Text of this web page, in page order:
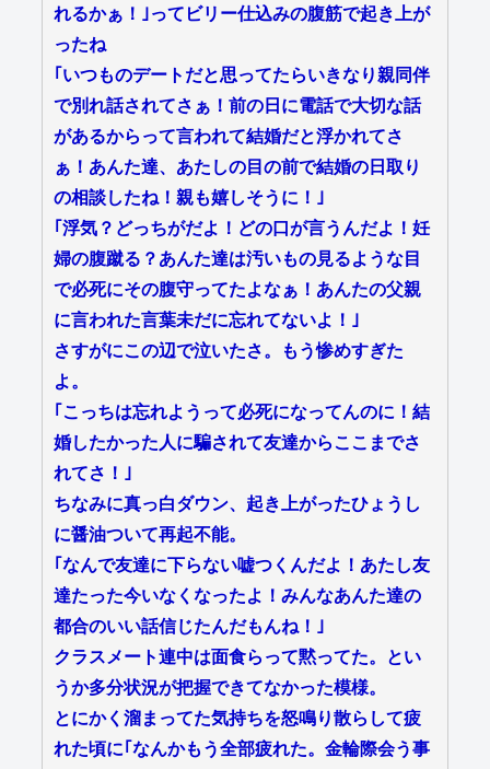
れるかぁ！｣ってビリー仕込みの腹筋で起き上が
ったね
｢いつものデートだと思ってたらいきなり親同伴
で別れ話されてさぁ！前の日に電話で大切な話
があるからって言われて結婚だと浮かれてさ
ぁ！あんた達、あたしの目の前で結婚の日取り
の相談したね！親も嬉しそうに！｣
｢浮気？どっちがだよ！どの口が言うんだよ！妊
婦の腹蹴る？あんた達は汚いもの見るような目
で必死にその腹守ってたよなぁ！あんたの父親
に言われた言葉未だに忘れてないよ！｣
さすがにこの辺で泣いたさ。もう惨めすぎた
よ。
｢こっちは忘れようって必死になってんのに！結
婚したかった人に騙されて友達からここまでさ
れてさ！｣
ちなみに真っ白ダウン、起き上がったひょうし
に醤油ついて再起不能。
｢なんで友達に下らない嘘つくんだよ！あたし友
達たった今いなくなったよ！みんなあんた達の
都合のいい話信じたんだもんね！｣
クラスメート連中は面食らって黙ってた。とい
うか多分状況が把握できてなかった模様。
とにかく溜まってた気持ちを怒鳴り散らして疲
れた頃に｢なんかもう全部疲れた。金輪際会う事